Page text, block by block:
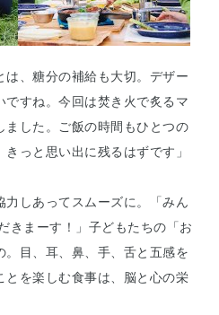
、糖分の補給も大切。デザー
ですね。今回は焚き火で炙るマ
ました。ご飯の時間もひとつの
っと思い出に残るはずです」
しあってスムーズに。「みん
きまーす！」子どもたちの「お
目、耳、鼻、手、舌と五感を
とを楽しむ食事は、脳と心の栄